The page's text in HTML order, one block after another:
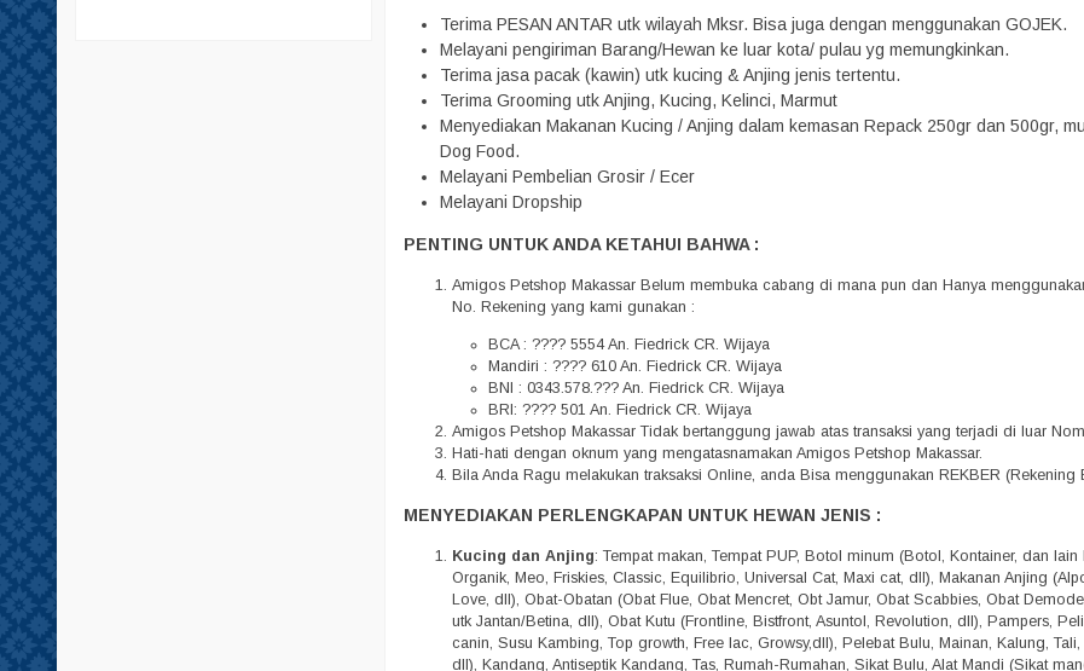
Terima PESAN ANTAR utk wilayah Mksr. Bisa juga dengan menggunakan GOJEK.
Melayani pengiriman Barang/Hewan ke luar kota/ pulau yg memungkinkan.
Terima jasa pacak (kawin) utk kucing & Anjing jenis tertentu.
Terima Grooming utk Anjing, Kucing, Kelinci, Marmut
Menyediakan Makanan Kucing / Anjing dalam kemasan Repack 250gr dan 500gr,
Dog Food.
Melayani Pembelian Grosir / Ecer
Melayani Dropship
PENTING UNTUK ANDA KETAHUI BAHWA :
Amigos Petshop Makassar Belum membuka cabang di mana pun dan Hanya
No. Rekening yang kami gunakan :
BCA : ???? 5554 An. Fiedrick CR. Wijaya
Mandiri : ???? 610 An. Fiedrick CR. Wijaya
BNI : 0343.578.??? An. Fiedrick CR. Wijaya
BRI: ???? 501 An. Fiedrick CR. Wijaya
Amigos Petshop Makassar Tidak bertanggung jawab atas transaksi yang terjadi di luar
Hati-hati dengan oknum yang mengatasnamakan Amigos Petshop Makassar.
Bila Anda Ragu melakukan traksaksi Online, anda Bisa menggunakan REKBER
MENYEDIAKAN PERLENGKAPAN UNTUK HEWAN JENIS :
Kucing dan Anjing: Tempat makan, Tempat PUP, Botol minum (Botol, Kontainer, dan
Organik, Meo, Friskies, Classic, Equilibrio, Universal Cat, Maxi cat, dll), Makanan Anjing
Love, dll), Obat-Obatan (Obat Flue, Obat Mencret, Obt Jamur, Obat Scabbies, Obat
utk Jantan/Betina, dll), Obat Kutu (Frontline, Bistfront, Asuntol, Revolution, dll), Pampers,
canin, Susu Kambing, Top growth, Free lac, Growsy,dll), Pelebat Bulu, Mainan, Kalung,
dll), Kandang, Antiseptik Kandang, Tas, Rumah-Rumahan, Sikat Bulu, Alat Mandi (Sikat